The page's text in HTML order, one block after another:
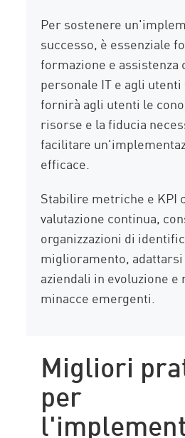
Per sostenere
successo, è essenziale
formazione e assistenza
personale IT e agli
fornirà agli utenti le
risorse e la fiducia
facilitare
efficace.
Stabilire metriche e KPI
valutazione continua,
organizzazioni di
miglioramento,
aziendali in evoluzione
minacce emergenti.
Migliori
per